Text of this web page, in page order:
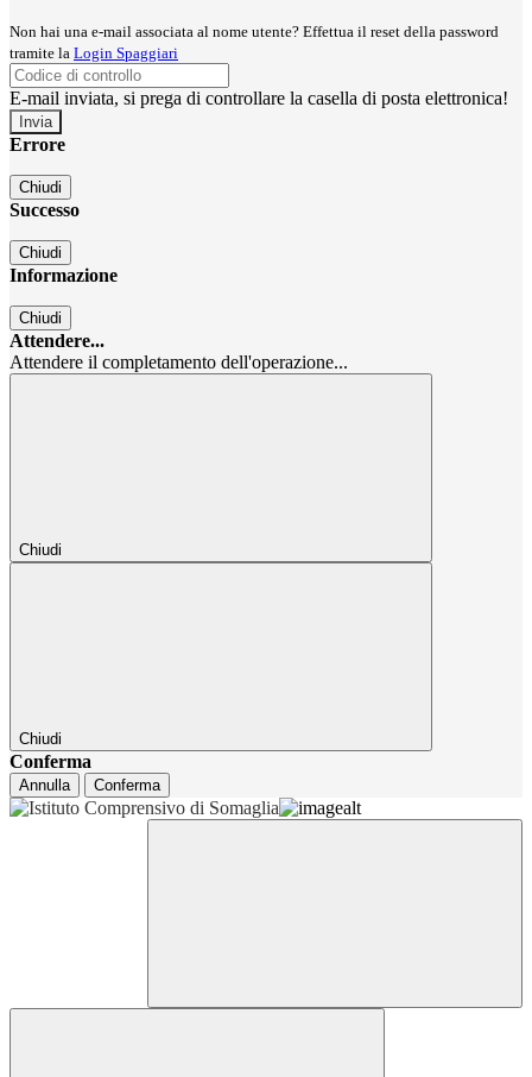
Non hai una e-mail associata al nome utente? Effettua il reset della password
tramite la Login Spaggiari
E-mail inviata, si prega di controllare la casella di posta elettronica!
Errore
Chiudi
Successo
Chiudi
Informazione
Chiudi
Attendere...
Attendere il completamento dell'operazione...
Chiudi
Chiudi
Conferma
Annulla Conferma